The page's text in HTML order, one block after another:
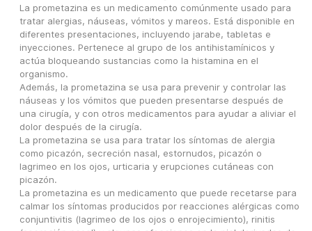
La prometazina es un medicamento comúnmente usado para
tratar alergias, náuseas, vómitos y mareos. Está disponible en
diferentes presentaciones, incluyendo jarabe, tabletas e
inyecciones. Pertenece al grupo de los antihistamínicos y
actúa bloqueando sustancias como la histamina en el
organismo.
Además, la prometazina se usa para prevenir y controlar las
náuseas y los vómitos que pueden presentarse después de
una cirugía, y con otros medicamentos para ayudar a aliviar el
dolor después de la cirugía.
La prometazina se usa para tratar los síntomas de alergia
como picazón, secreción nasal, estornudos, picazón o
lagrimeo en los ojos, urticaria y erupciones cutáneas con
picazón.
La prometazina es un medicamento que puede recetarse para
calmar los síntomas producidos por reacciones alérgicas como
conjuntivitis (lagrimeo de los ojos o enrojecimiento), rinitis